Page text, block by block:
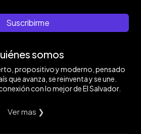
Suscribirme
somos
propositivo y moderno, pensado
que avanza, se reinventa y se une.
con lo mejor de El Salvador.
Ver mas ❯